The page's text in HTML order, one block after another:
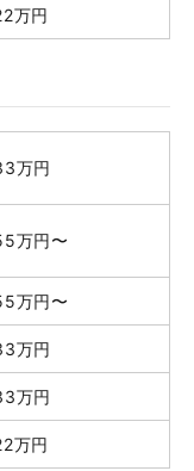
万円
万円
万円〜
万円〜
万円
万円
万円